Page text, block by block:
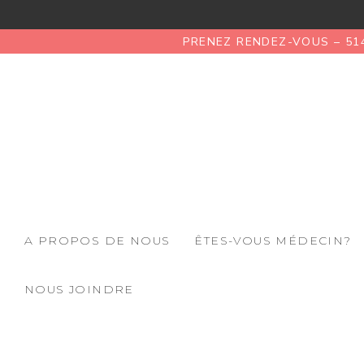
PRENEZ RENDEZ-VOUS –
A PROPOS DE NOUS ÊTES-VOUS MÉDECIN?
NOUS JOINDRE